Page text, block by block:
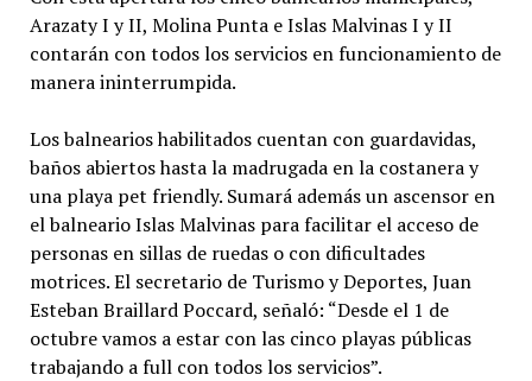
Arazaty I y II, Molina Punta e Islas Malvinas I y II
contarán con todos los servicios en funcionamiento de
manera ininterrumpida.
Los balnearios habilitados cuentan con guardavidas,
baños abiertos hasta la madrugada en la costanera y
una playa pet friendly. Sumará además un ascensor en
el balneario Islas Malvinas para facilitar el acceso de
personas en sillas de ruedas o con dificultades
motrices. El secretario de Turismo y Deportes, Juan
Esteban Braillard Poccard, señaló: “Desde el 1 de
octubre vamos a estar con las cinco playas públicas
trabajando a full con todos los servicios”.